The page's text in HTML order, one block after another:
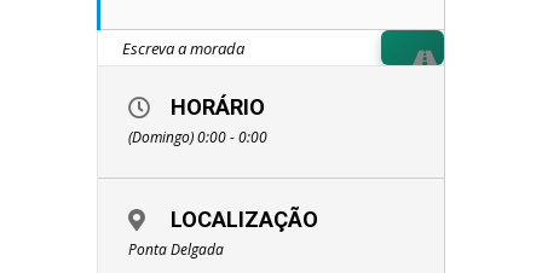
HORÁRIO
(Domingo) 0:00 - 0:00
LOCALIZAÇÃO
Ponta Delgada